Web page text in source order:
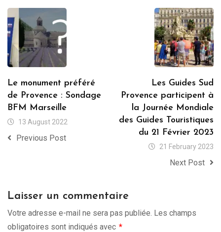
Le monument préféré
de Provence : Sondage
BFM Marseille
13 August 2022
Previous Post
Les Guides Sud
Provence participent à
la Journée Mondiale
des Guides Touristiques
du 21 Février 2023
21 February 2023
Next Post
Laisser un commentaire
Votre adresse e-mail ne sera pas publiée. Les champs
obligatoires sont indiqués avec *